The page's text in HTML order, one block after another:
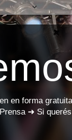
en forma
➜ Si